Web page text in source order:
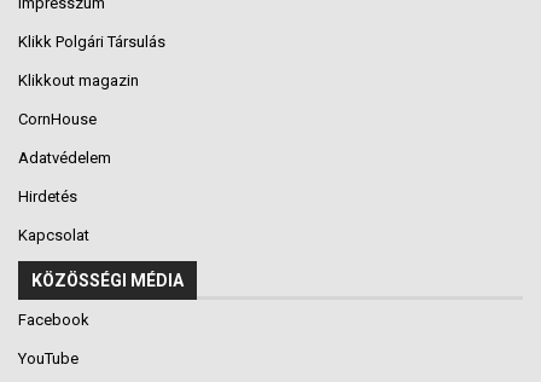
Klikk Polgári Társulás
Klikkout magazin
CornHouse
Adatvédelem
Hirdetés
Kapcsolat
KÖZÖSSÉGI MÉDIA
Facebook
YouTube